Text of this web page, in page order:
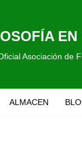
EN
Asociación de
ALMACEN